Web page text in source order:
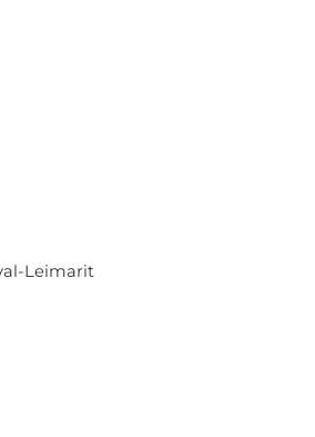
Leimarit